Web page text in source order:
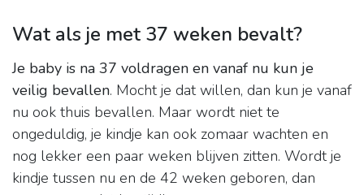
Wat als je met 37 weken bevalt?
Je baby is na 37 voldragen en vanaf nu kun je
veilig bevallen. Mocht je dat willen, dan kun je vanaf
nu ook thuis bevallen. Maar wordt niet te
ongeduldig, je kindje kan ook zomaar wachten en
nog lekker een paar weken blijven zitten. Wordt je
kindje tussen nu en de 42 weken geboren, dan